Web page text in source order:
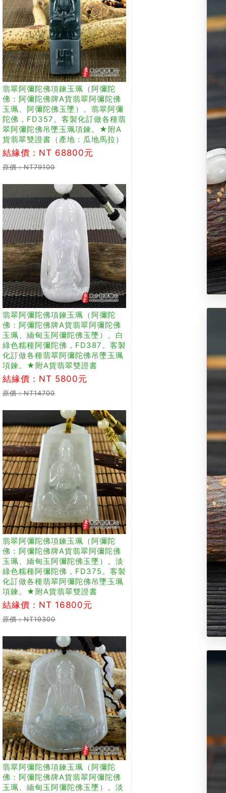
翡翠阿彌陀佛項鍊玉珮（阿彌陀
佛：阿彌陀佛牌A貨翡翠阿彌陀佛
玉珮、阿彌陀佛玉墜）。翡翠阿彌
陀佛，FD357。客製化訂做各種翡
翠阿彌陀佛吊墜玉珮項鍊。★附A
貨翡翠雙證書（產地：瓜地馬拉）
結緣價：NT 68800元
原價：NT79100
翡翠阿彌陀佛項鍊玉珮（阿彌陀
佛：阿彌陀佛牌A貨翡翠阿彌陀佛
玉珮、緬甸玉阿彌陀佛玉墜）。白
綠色糯種阿彌陀佛，FD387。客製
化訂做各種翡翠阿彌陀佛吊墜玉珮
項鍊。★附A貨翡翠雙證書
結緣價：NT 5800元
原價：NT14700
翡翠阿彌陀佛項鍊玉珮（阿彌陀
佛：阿彌陀佛牌A貨翡翠阿彌陀佛
玉珮、緬甸玉阿彌陀佛玉墜）。淡
綠色糯種阿彌陀佛，FD375。客製
化訂做各種翡翠阿彌陀佛吊墜玉珮
項鍊。★附A貨翡翠雙證書
結緣價：NT 16800元
原價：NT19300
翡翠阿彌陀佛項鍊玉珮（阿彌陀
佛：阿彌陀佛牌A貨翡翠阿彌陀佛
玉珮、緬甸玉阿彌陀佛玉墜）。淡